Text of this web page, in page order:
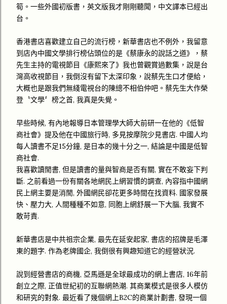
筍。一些外國初版書，英文版我才剛剛聽聞，中文譯本已經出
台。
香港書店喜歡建立自己的流行榜，新華書店也不例外，我留意
到店內中國文學排行榜佔頭位的是《蔡康永的說話之道》，蔡
先生主持的電視節目《康熙來了》我也曾觀賞過數集，說是台
灣高收視節目，我倒沒有留下太深印象，說蔡先生口才便給，
大概也是跟我們無綫電視台的陳總不相伯仲吧。蔡先生大作榮
登〝文學〞榜之首, 我真是失覺。
早些時候, 有內地報導日本管理學大師大前研一在他的《低智
商社會》提及他在中國旅行時, 多見按摩院少見書店. 中國人均
每人讀書不足15分鐘, 是日本的幾十分之一, 結論是中國是低智
商社會.
我喜歡讀閒書, 但是讀書的量與智商是否有關, 實在不敢妄下判
斷. 之前看過一份有關各地網民上網習慣的調查, 內容指中國網
民上網主要是消閒, 外國網民卻花更多時間在找資料. 國家發展
快、壓力大, 人間種種不如意, 同胞上網舒展一下大腦, 我實不
敢苛責.
新華書店是中共祖宗企業, 最先在延安起家, 書店的招牌是毛澤
東的題字. 作為老牌國企, 我倒很有興趣知道它的經營狀況.
說到經營書店的商機, 亞馬遜是全球最成功的網上書店, 16年前
創立之際, 正值世紀初的互聯網熱潮. 其商業模式是很多人模仿
和研究的對象. 最近看了幾個網上B2C的商業計劃書, 發現一個